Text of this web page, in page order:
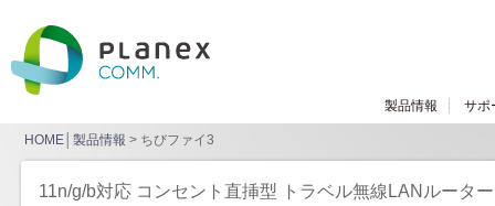
製品情報 サポ
HOME 製品情報 > ちびファイ3
11n/g/b対応 コンセント直挿型 トラベル無線LANルーター